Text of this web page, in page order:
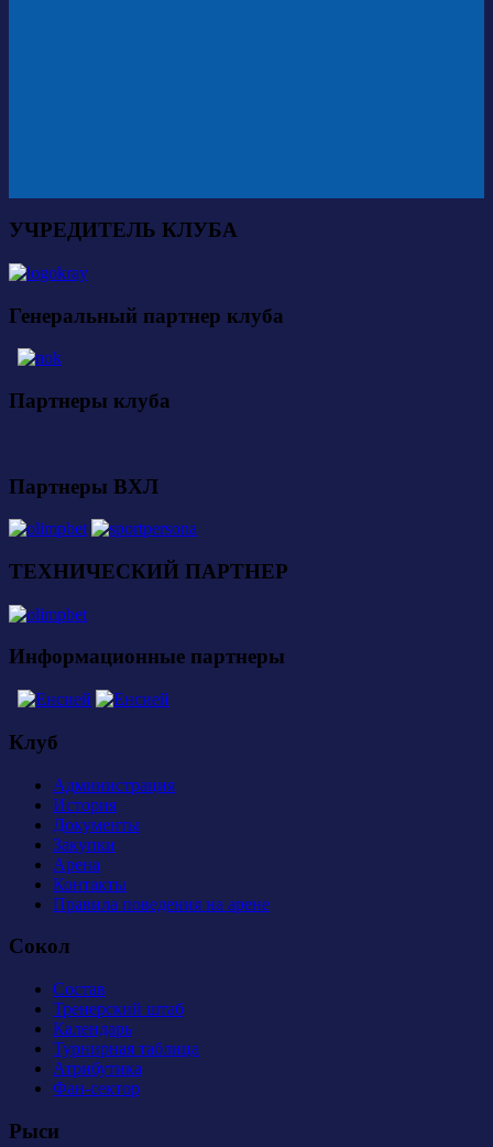
УЧРЕДИТЕЛЬ КЛУБА
Генеральный партнер клуба
Партнеры клуба
Партнеры ВХЛ
ТЕХНИЧЕСКИЙ ПАРТНЕР
Информационные партнеры
Клуб
Администрация
История
Документы
Закупки
Арена
Контакты
Правила поведения на арене
Сокол
Состав
Тренерский штаб
Календарь
Турнирная таблица
Атрибутика
Фан-сектор
Рыси